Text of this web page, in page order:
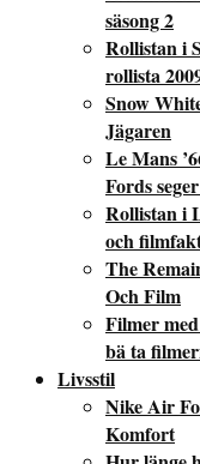
säsong 2
Rollistan i
rollista
Snow
Jägaren
Le Mans
Fords
Rollistan i
och
The
Och Film
Filmer
bä ta
Livsstil
Nike Air
Komfort